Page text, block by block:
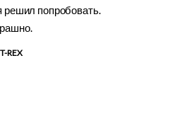
решил попробовать.
T-REX